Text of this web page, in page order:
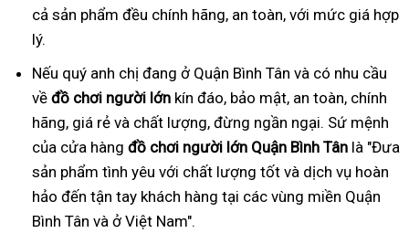
cả sản phẩm đều chính hãng, an toàn, với mức giá hợp
lý.
Nếu quý anh chị đang ở Quận Bình Tân và có nhu cầu
về đồ chơi người lớn kín đáo, bảo mật, an toàn, chính
hãng, giá rẻ và chất lượng, đừng ngần ngại. Sứ mệnh
của cửa hàng đồ chơi người lớn Quận Bình Tân là "Đưa
sản phẩm tình yêu với chất lượng tốt và dịch vụ hoàn
hảo đến tận tay khách hàng tại các vùng miền Quận
Bình Tân và ở Việt Nam".